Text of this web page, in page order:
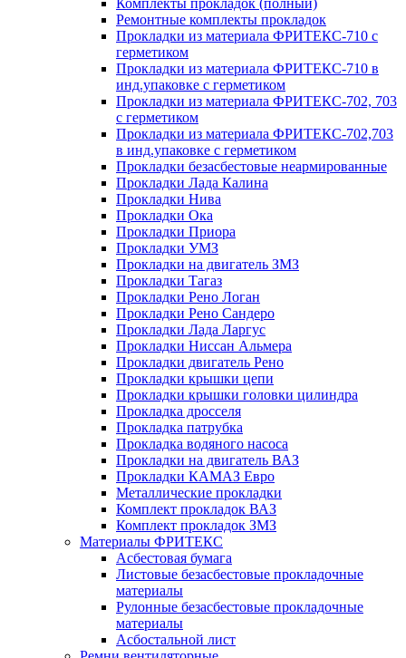
Ремонтные комплекты прокладок
Прокладки из материала ФРИТЕКС-710 с
герметиком
Прокладки из материала ФРИТЕКС-710 в
инд.упаковке с герметиком
Прокладки из материала ФРИТЕКС-702, 703
с герметиком
Прокладки из материала ФРИТЕКС-702,703
в инд.упаковке с герметиком
Прокладки безасбестовые неармированные
Прокладки Лада Калина
Прокладки Нива
Прокладки Ока
Прокладки Приора
Прокладки УМЗ
Прокладки на двигатель ЗМЗ
Прокладки Тагаз
Прокладки Рено Логан
Прокладки Рено Сандеро
Прокладки Лада Ларгус
Прокладки Ниссан Альмера
Прокладки двигатель Рено
Прокладки крышки цепи
Прокладки крышки головки цилиндра
Прокладка дросселя
Прокладка патрубка
Прокладка водяного насоса
Прокладки на двигатель ВАЗ
Прокладки КАМАЗ Евро
Металлические прокладки
Комплект прокладок ВАЗ
Комплект прокладок ЗМЗ
Материалы ФРИТЕКС
Асбестовая бумага
Листовые безасбестовые прокладочные
материалы
Рулонные безасбестовые прокладочные
материалы
Асбостальной лист